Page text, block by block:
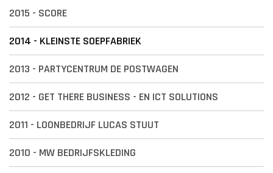
2015 - SCORE
2014 - KLEINSTE SOEPFABRIEK
2013 - PARTYCENTRUM DE POSTWAGEN
2012 - GET THERE BUSINESS - EN ICT SOLUTIONS
2011 - LOONBEDRIJF LUCAS STUUT
2010 - MW BEDRIJFSKLEDING